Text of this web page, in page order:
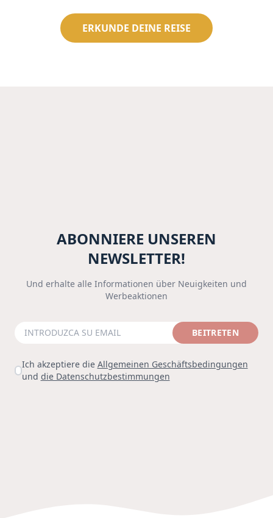
ERKUNDE DEINE REISE
ABONNIERE UNSEREN
NEWSLETTER!
Und erhalte alle Informationen über Neuigkeiten und
Werbeaktionen
BEITRETEN
Ich akzeptiere die Allgemeinen Geschäftsbedingungen
und die Datenschutzbestimmungen